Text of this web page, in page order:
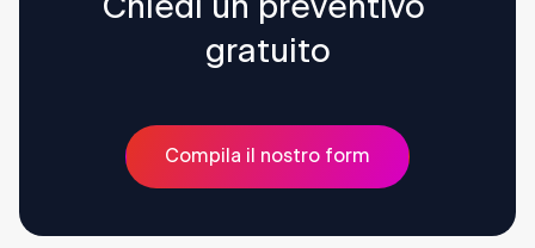
Chiedi un preventivo
gratuito
Compila il nostro form